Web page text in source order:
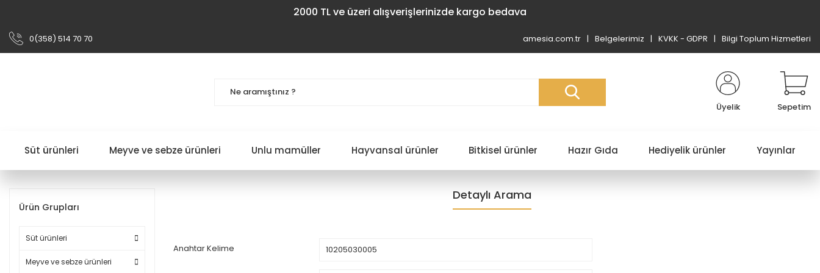
2000 TL ve üzeri alışverişlerinizde kargo bedava
0(358) 514 70 70 amesia.com.tr Belgelerimiz KVKK - GDPR Bilgi Toplum Hizmetleri
Üyelik Sepetim
Süt ürünleri Meyve ve sebze ürünleri Unlu mamüller Hayvansal ürünler Bitkisel ürünler Hazır Gıda Hediyelik ürünler Yayınlar
Ürün Grupları
Süt ürünleri
Meyve ve sebze ürünleri
Detaylı Arama
Anahtar Kelime